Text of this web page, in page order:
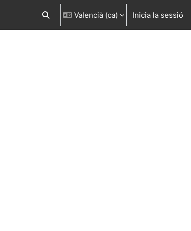
Commuta l'entrada de la cerca
Valencià ‎(ca)‎ Inicia la sessió